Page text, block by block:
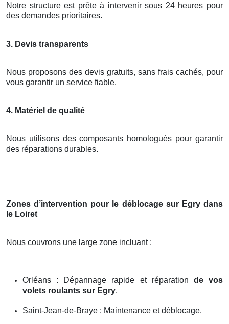
Notre structure est prête à intervenir sous 24 heures pour
des demandes prioritaires.
3. Devis transparents
Nous proposons des devis gratuits, sans frais cachés, pour
vous garantir un service fiable.
4. Matériel de qualité
Nous utilisons des composants homologués pour garantir
des réparations durables.
Zones d’intervention pour le déblocage sur Egry dans
le Loiret
Nous couvrons une large zone incluant :
Orléans : Dépannage rapide et réparation de vos
volets roulants sur Egry.
Saint-Jean-de-Braye : Maintenance et déblocage.